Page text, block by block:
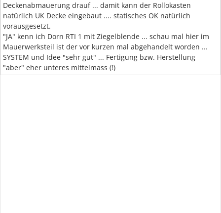
Deckenabmauerung drauf ... damit kann der Rollokasten
natürlich UK Decke eingebaut .... statisches OK natürlich
vorausgesetzt.
"JA" kenn ich Dorn RTI 1 mit Ziegelblende ... schau mal hier im
Mauerwerksteil ist der vor kurzen mal abgehandelt worden ...
SYSTEM und Idee "sehr gut" ... Fertigung bzw. Herstellung
"aber" eher unteres mittelmass (!)